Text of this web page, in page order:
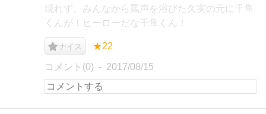
現れず、みんなから罵声を浴びた久実の元に千隼
くんが！ヒーローだな千隼くん！
ナイス ★22
コメント(0) 2017/08/15